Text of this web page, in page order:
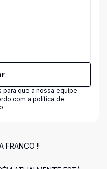
que a nossa equipe
com a política de
FRANCO !!